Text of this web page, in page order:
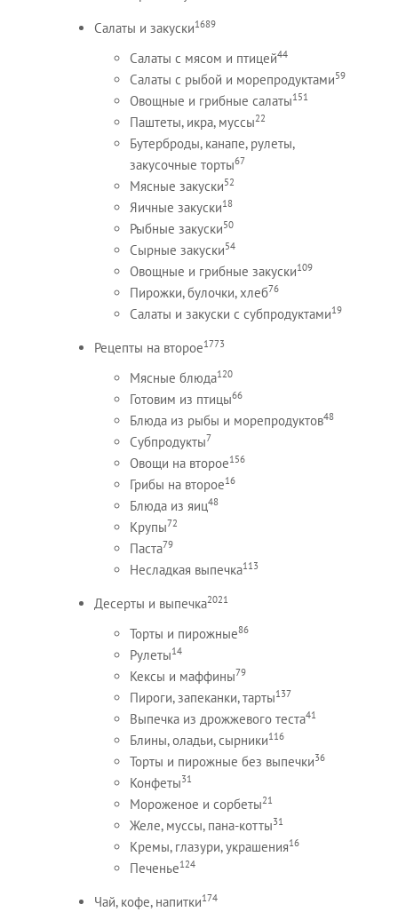
Салаты и закуски1689
Салаты с мясом и птицей44
Салаты с рыбой и морепродуктами59
Овощные и грибные салаты151
Паштеты, икра, муссы22
Бутерброды, канапе, рулеты,
закусочные торты67
Мясные закуски52
Яичные закуски18
Рыбные закуски50
Сырные закуски54
Овощные и грибные закуски109
Пирожки, булочки, хлеб76
Салаты и закуски с субпродуктами19
Рецепты на второе1773
Мясные блюда120
Готовим из птицы66
Блюда из рыбы и морепродуктов48
Субпродукты7
Овощи на второе156
Грибы на второе16
Блюда из яиц48
Крупы72
Паста79
Несладкая выпечка113
Десерты и выпечка2021
Торты и пирожные86
Рулеты14
Кексы и маффины79
Пироги, запеканки, тарты137
Выпечка из дрожжевого теста41
Блины, оладьи, сырники116
Торты и пирожные без выпечки36
Конфеты31
Мороженое и сорбеты21
Желе, муссы, пана-котты31
Кремы, глазури, украшения16
Печенье124
Чай, кофе, напитки174